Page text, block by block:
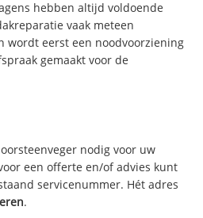
hebben altijd voldoende
vaak meteen
wordt eerst een noodvoorziening
gemaakt voor de
nodig voor uw
een offerte en/of advies kunt
servicenummer. Hét adres
.